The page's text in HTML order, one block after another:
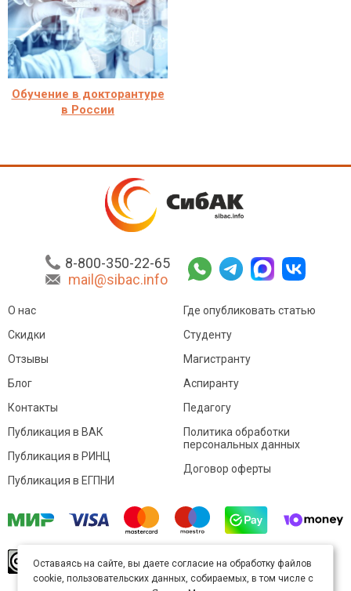
Обучение в докторантуре
в России
8-800-350-22-65
mail@sibac.info
О нас
Скидки
Отзывы
Блог
Контакты
Где опубликовать статью
Студенту
Магистранту
Аспиранту
Педагогу
Публикация в ВАК
Публикация в РИНЦ
Публикация в ЕГПНИ
Политика обработки
персональных данных
Договор оферты
произведение доступно полицензии Creative
Commons «Attribution» («Атрибуция») 4.0
Оставаясь на сайте, вы даете согласие на обработку файлов
cookie, пользовательских данных, собираемых, в том числе с